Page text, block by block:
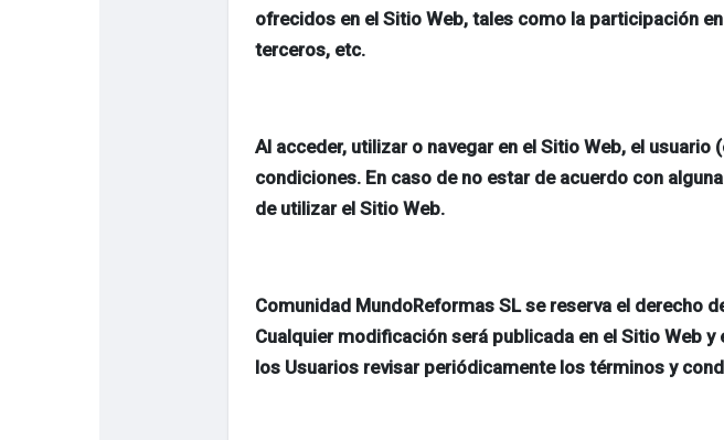
ofrecidos en el Sitio Web, tales como la participación
terceros, etc.
Al acceder, utilizar o navegar en el Sitio Web, el
condiciones. En caso de no estar de acuerdo con
de utilizar el Sitio Web.
Comunidad MundoReformas SL se reserva el
Cualquier modificación será publicada en el Sitio Web
los Usuarios revisar periódicamente los términos y